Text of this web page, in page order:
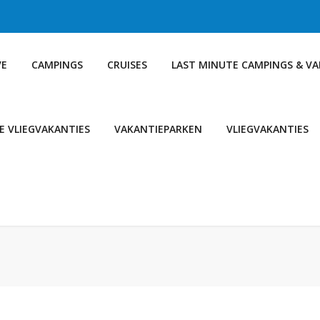
CAMPINGS CRUISES LAST MINUTE CAMPINGS &
VLIEGVAKANTIES VAKANTIEPARKEN VLIEGVAKANTIES